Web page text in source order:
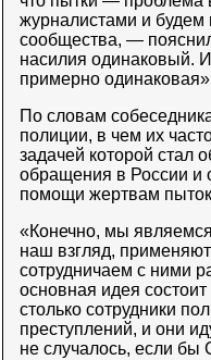
журналистами и будем
сообщества, —
насилия одинаковый.
примерно
По словам
полиции, в чем их
задачей которой стал
обращения в России и
помощи жертвам
«Конечно, мы
наш взгляд,
сотрудничаем с ними
основная идея
столько сотрудники
преступлений, и они
не случалось, если бы